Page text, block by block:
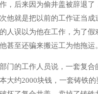
，后来因为偷井盖被辞退了
他就是把以前的工作证当成
人误以为他在工作，为了假
甚至还骗来搬运工为他拖运。
的工作人员说，一套复合
大约2000块钱，一套铸铁的